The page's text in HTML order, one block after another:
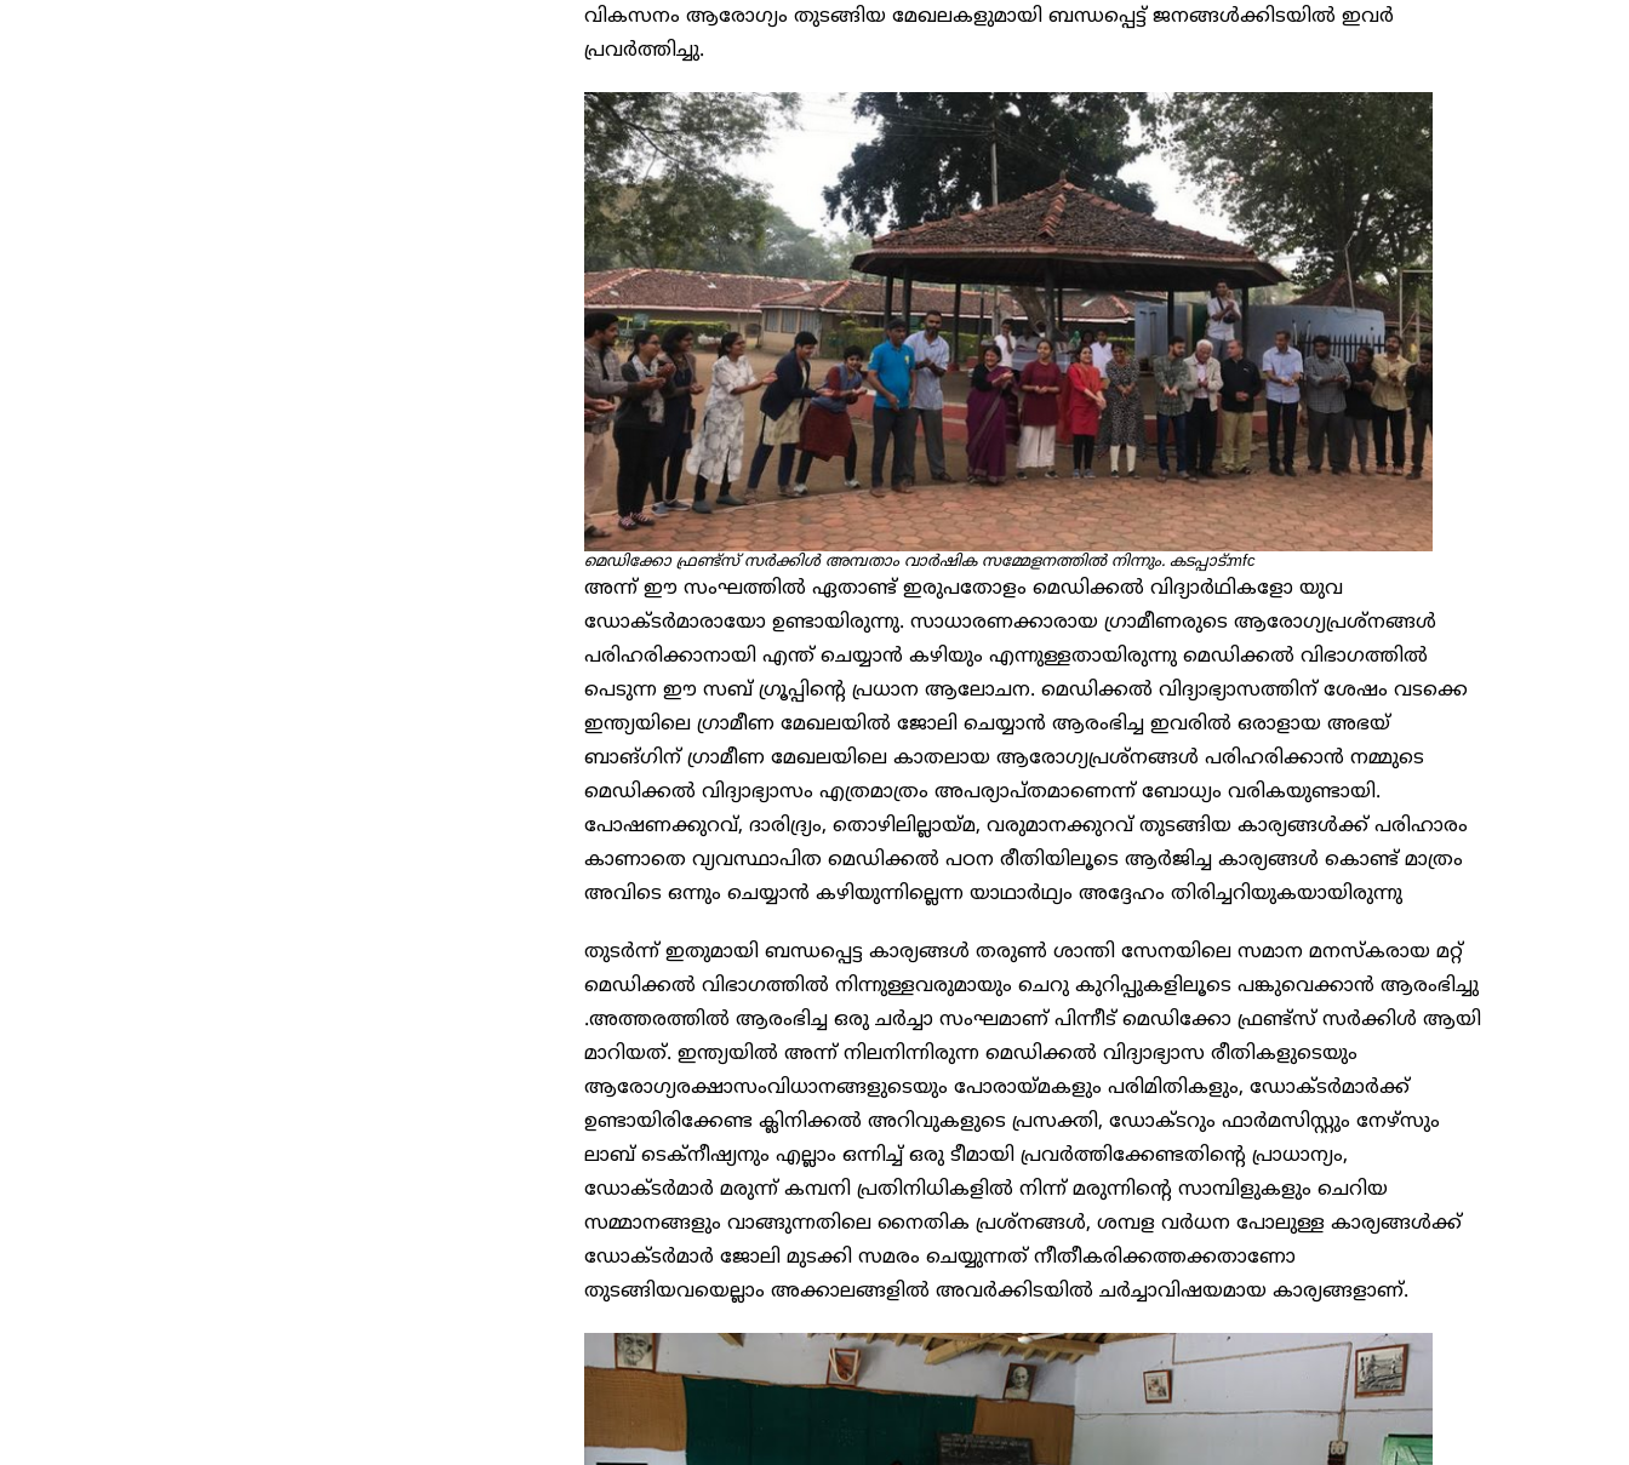
വികസനം ആരോഗ്യം തുടങ്ങിയ മേഖലകളുമായി ബന്ധപ്പെട്ട് ജനങ്ങൾക്കിടയിൽ ഇവർ
പ്രവർത്തിച്ചു.
മെഡിക്കോ ഫ്രണ്ട്സ് സർക്കിൾ അമ്പതാം വാർഷിക സമ്മേളനത്തിൽ നിന്നും. കടപ്പാട്:mfc
അന്ന് ഈ സംഘത്തിൽ ഏതാണ്ട് ഇരുപതോളം മെഡിക്കൽ വിദ്യാർഥികളോ യുവ
ഡോക്ടർമാരായോ ഉണ്ടായിരുന്നു. സാധാരണക്കാരായ ഗ്രാമീണരുടെ ആരോഗ്യപ്രശ്നങ്ങൾ
പരിഹരിക്കാനായി എന്ത് ചെയ്യാൻ കഴിയും എന്നുള്ളതായിരുന്നു മെഡിക്കൽ വിഭാഗത്തിൽ
പെടുന്ന ഈ സബ് ഗ്രൂപ്പിന്റെ പ്രധാന ആലോചന. മെഡിക്കൽ വിദ്യാഭ്യാസത്തിന് ശേഷം വടക്കെ
ഇന്ത്യയിലെ ഗ്രാമീണ മേഖലയിൽ ജോലി ചെയ്യാൻ ആരംഭിച്ച ഇവരിൽ ഒരാളായ അഭയ്
ബാങ്ഗിന് ഗ്രാമീണ മേഖലയിലെ കാതലായ ആരോഗ്യപ്രശ്നങ്ങൾ പരിഹരിക്കാൻ നമ്മുടെ
മെഡിക്കൽ വിദ്യാഭ്യാസം എത്രമാത്രം അപര്യാപ്തമാണെന്ന് ബോധ്യം വരികയുണ്ടായി.
പോഷണക്കുറവ്, ദാരിദ്ര്യം, തൊഴിലില്ലായ്മ, വരുമാനക്കുറവ് തുടങ്ങിയ കാര്യങ്ങൾക്ക്‌ പരിഹാരം
കാണാതെ വ്യവസ്ഥാപിത മെഡിക്കൽ പഠന രീതിയിലൂടെ ആർജിച്ച കാര്യങ്ങൾ കൊണ്ട് മാത്രം
അവിടെ ഒന്നും ചെയ്യാൻ കഴിയുന്നില്ലെന്ന യാഥാർഥ്യം അദ്ദേഹം തിരിച്ചറിയുകയായിരുന്നു
തുടർന്ന് ഇതുമായി ബന്ധപ്പെട്ട കാര്യങ്ങൾ തരുൺ ശാന്തി സേനയിലെ സമാന മനസ്കരായ മറ്റ്
മെഡിക്കൽ വിഭാഗത്തിൽ നിന്നുള്ളവരുമായും ചെറു കുറിപ്പുകളിലൂടെ പങ്കുവെക്കാൻ ആരംഭിച്ചു
.അത്തരത്തിൽ ആരംഭിച്ച ഒരു ചർച്ചാ സംഘമാണ് പിന്നീട് മെഡിക്കോ ഫ്രണ്ട്‌സ് സർക്കിൾ ആയി
മാറിയത്. ഇന്ത്യയിൽ അന്ന് നിലനിന്നിരുന്ന മെഡിക്കൽ വിദ്യാഭ്യാസ രീതികളുടെയും
ആരോഗ്യരക്ഷാസംവിധാനങ്ങളുടെയും പോരായ്മകളും പരിമിതികളും, ഡോക്ടർമാർക്ക്
ഉണ്ടായിരിക്കേണ്ട ക്ലിനിക്കൽ അറിവുകളുടെ പ്രസക്തി, ഡോക്ടറും ഫാർമസിസ്റ്റും നേഴ്സും
ലാബ് ടെക്നീഷ്യനും എല്ലാം ഒന്നിച്ച് ഒരു ടീമായി പ്രവർത്തിക്കേണ്ടതിന്റെ പ്രാധാന്യം,
ഡോക്ടർമാർ മരുന്ന് കമ്പനി പ്രതിനിധികളിൽ നിന്ന് മരുന്നിന്റെ സാമ്പിളുകളും ചെറിയ
സമ്മാനങ്ങളും വാങ്ങുന്നതിലെ നൈതിക പ്രശ്നങ്ങൾ, ശമ്പള വർധന പോലുള്ള കാര്യങ്ങൾക്ക്
ഡോക്ടർമാർ ജോലി മുടക്കി സമരം ചെയ്യുന്നത് നീതീകരിക്കത്തക്കതാണോ
തുടങ്ങിയവയെല്ലാം അക്കാലങ്ങളിൽ അവർക്കിടയിൽ ചർച്ചാവിഷയമായ കാര്യങ്ങളാണ്.